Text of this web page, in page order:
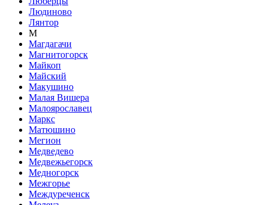
Людиново
Лянтор
М
Магдагачи
Магнитогорск
Майкоп
Майский
Макушино
Малая Вишера
Малоярославец
Маркс
Матюшино
Мегион
Медведево
Медвежьегорск
Медногорск
Межгорье
Междуреченск